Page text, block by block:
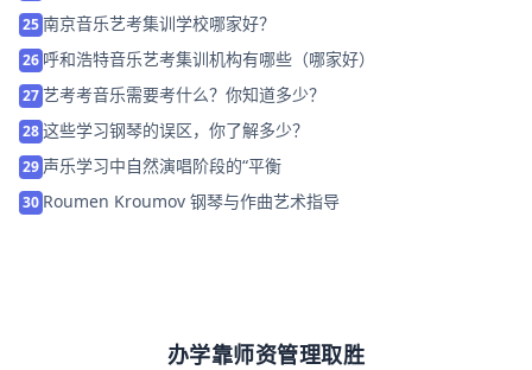
25南京音乐艺考集训学校哪家好？
26 呼和浩特音乐艺考集训机构有哪些（哪家好）
27艺考考音乐需要考什么？你知道多少？
28这些学习钢琴的误区，你了解多少？
29 声乐学习中自然演唱阶段的“平衡
30 Roumen Kroumov 钢琴与作曲艺术指导
办学靠师资管理取胜